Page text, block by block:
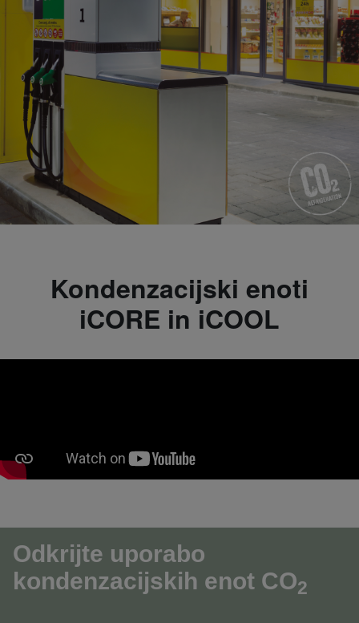
Kondenzacijski enoti
iCORE in iCOOL
Odkrijte uporabo
kondenzacijskih enot CO2